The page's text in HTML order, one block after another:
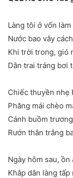
Làng tôi ở vốn
Nước bao vây
Khi trời trong, gió
Dân trai tráng bơi
Chiếc thuyền nhẹ
Phăng mái chèo
Cánh buồm
Rướn thân trắng
Ngày hôm sau,
Khắp dân làng